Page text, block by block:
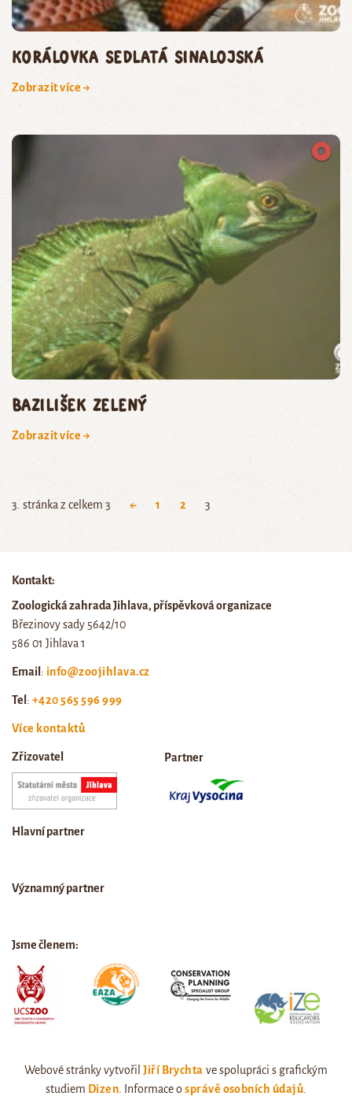
korálovka sedlatá sinalojská
Zobrazit více →
bazilišek zelený
Zobrazit více →
3. stránka z celkem 3 ← 1 2 3
Kontakt:
Zoologická zahrada Jihlava, příspěvková organizace
Březinovy sady 5642/10
586 01 Jihlava 1
Email : info@zoojihlava.cz
Tel : +420 565 596 999
Více kontaktů
Zřizovatel Partner
Hlavní partner
Významný partner
Jsme členem:
Webové stránky vytvořilJiří Brychta ve spolupráci s grafickým
studiem Dizen . Informace osprávě osobních údajů